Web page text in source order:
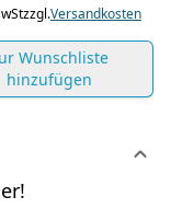
zzgl.Versandkosten
Wunschliste
hinzufügen